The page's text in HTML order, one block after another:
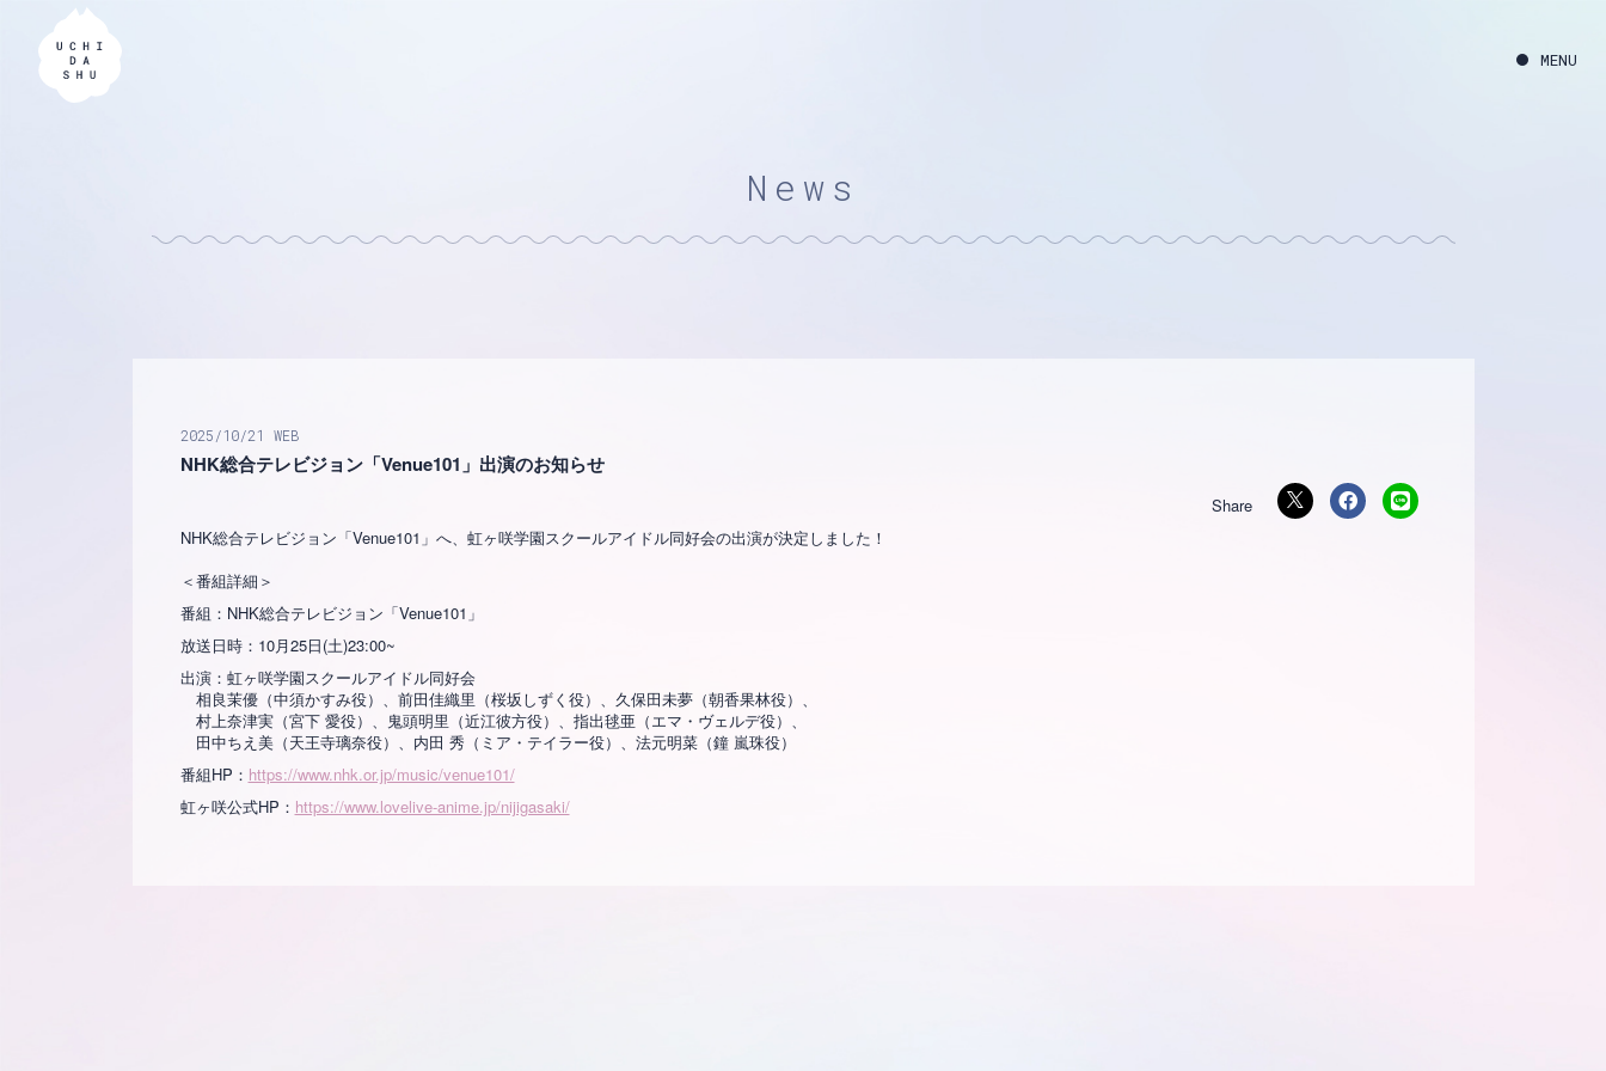
News
2025 10 21 WEB
NHK総合テレビジョン「Venue101」出演のお知らせ
NHK総合テレビジョン「Venue101」へ、虹ヶ咲学園スクールアイドル同好会の出演が決定しました！
＜番組詳細＞
番組：NHK総合テレビジョン「Venue101」
放送日時：10月25日(土)23:00~
出演：虹ヶ咲学園スクールアイドル同好会
相良茉優（中須かすみ役）、前田佳織里（桜坂しずく役）、久保田未夢（朝香果林役）、
村上奈津実（宮下 愛役）、鬼頭明里（近江彼方役）、指出毬亜（エマ・ヴェルデ役）、
田中ちえ美（天王寺璃奈役）、内田 秀（ミア・テイラー役）、法元明菜（鐘 嵐珠役）
番組HP： https://www.nhk.or.jp/music/venue101/
虹ヶ咲公式HP： https://www.lovelive-anime.jp/nijigasaki/